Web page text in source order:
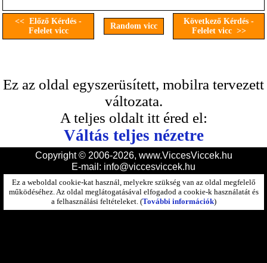
<< Előző Kérdés -
Felelet vicc
Random vicc
Következő Kérdés -
Felelet vicc >>
Ez az oldal egyszerüsített, mobilra tervezett
változata.
A teljes oldalt itt éred el:
Váltás teljes nézetre
Copyright © 2006-2026, www.ViccesViccek.hu
E-mail: info@viccesviccek.hu
Ez a weboldal cookie-kat használ, melyekre szükség van az oldal megfelelő
működéséhez. Az oldal meglátogatásával elfogadod a cookie-k használatát és
a felhasználási feltételeket. (További információk)